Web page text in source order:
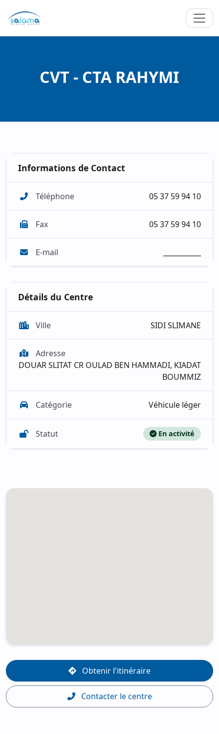
CVT - CTA RAHYMI
Informations de Contact
Téléphone 05 37 59 94 10
Fax 05 37 59 94 10
E-mail
Détails du Centre
Ville SIDI SLIMANE
Adresse
DOUAR SLITAT CR OULAD BEN HAMMADI, KIADAT
BOUMMIZ
Catégorie Véhicule léger
Statut En activité
Obtenir l'itinéraire
Contacter le centre